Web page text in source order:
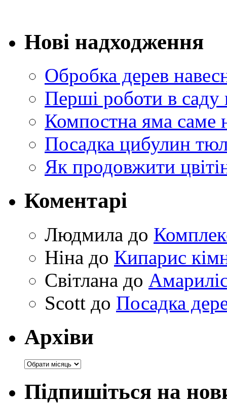
Нові надходження
Обробка дерев
Перші роботи в саду
Компостна яма саме
Посадка цибулин
Як продовжити
Коментарі
Людмила до
Ніна до Кипарис
Світлана до
Scott до Посадка
Архіви
Архіви
Підпишіться на